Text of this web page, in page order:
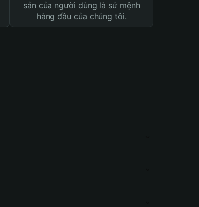
sản của người dùng là sứ mệnh
hàng đầu của chúng tôi.